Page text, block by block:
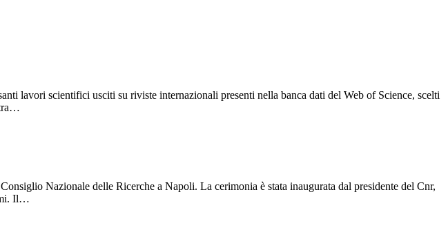
lavori scientifici usciti su riviste internazionali presenti nella banca dati del Web of Science, scelti
Nazionale delle Ricerche a Napoli. La cerimonia è stata inaugurata dal presidente del Cnr,
Il…